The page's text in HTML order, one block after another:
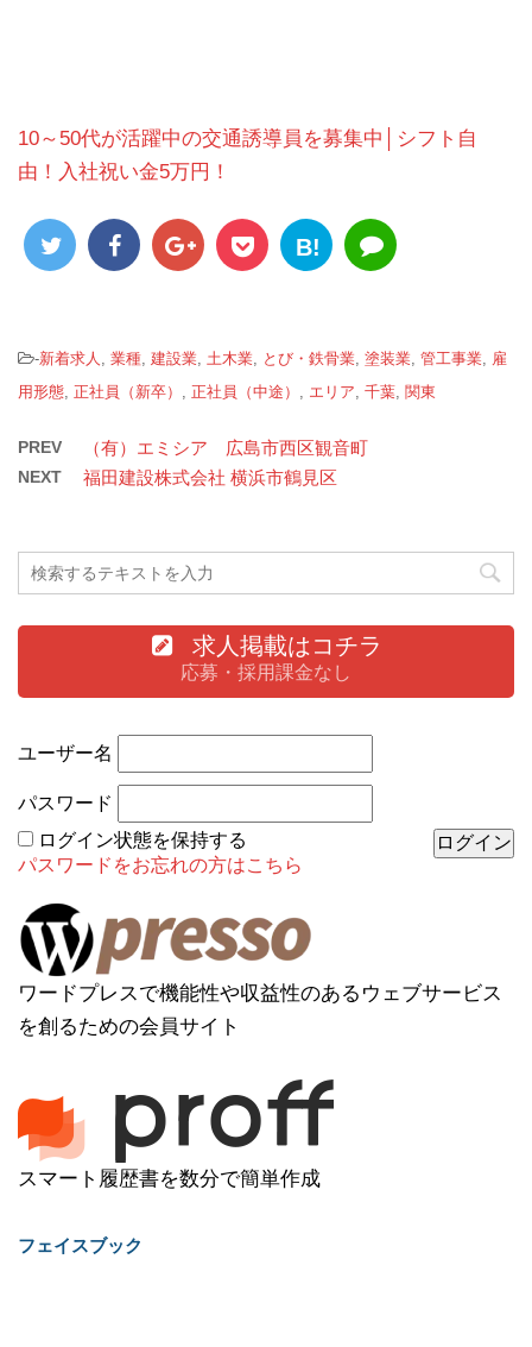
10～50代が活躍中の交通誘導員を募集中│シフト自
由！入社祝い金5万円！
B!
-新着求人 , 業種, 建設業, 土木業, とび・鉄骨業, 塗装業, 管工事業, 雇
用形態, 正社員（新卒） , 正社員（中途） , エリア, 千葉, 関東
PREV （有）エミシア 広島市西区観音町
NEXT 福田建設株式会社 横浜市鶴見区
求人掲載はコチラ
応募・採用課金なし
ユーザー名
パスワード
ログイン状態を保持する
パスワードをお忘れの方はこちら
ワードプレスで機能性や収益性のあるウェブサービス
を創るための会員サイト
スマート履歴書を数分で簡単作成
フェイスブック